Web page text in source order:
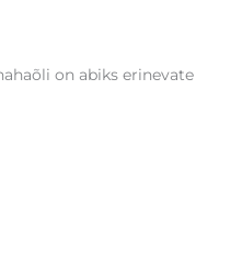
on abiks erinevate